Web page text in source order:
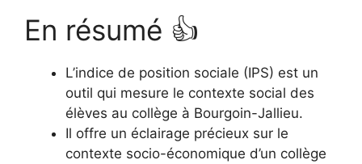
En résumé 👍
L’indice de position sociale (IPS) est un
outil qui mesure le contexte social des
élèves au collège à Bourgoin-Jallieu.
Il offre un éclairage précieux sur le
contexte socio-économique d’un collège